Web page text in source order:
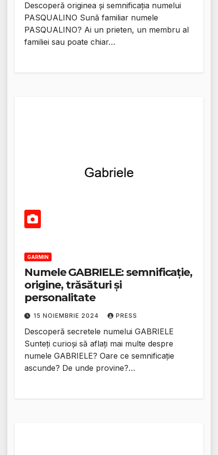
Descoperă originea și semnificația numelui
PASQUALINO Sună familiar numele
PASQUALINO? Ai un prieten, un membru al
familiei sau poate chiar…
GARMIN
Numele GABRIELE: semnificație,
origine, trăsături și
personalitate
15 NOIEMBRIE 2024 PRESS
Descoperă secretele numelui GABRIELE
Sunteți curioși să aflați mai multe despre
numele GABRIELE? Oare ce semnificație
ascunde? De unde provine?…